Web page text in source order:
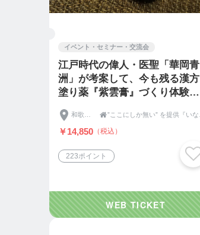
イベント・セミナー・交流会
江戸時代の偉人・医聖「華岡青
洲」が考案して、今も残る漢方
塗り薬『紫雲膏』づくり体験 2

￥14,850 （税込）
223ポイント